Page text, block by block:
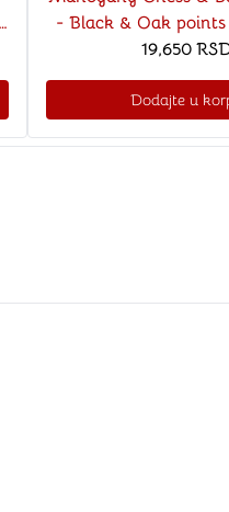
- Black & Oak
F4319,650
Dodajte u